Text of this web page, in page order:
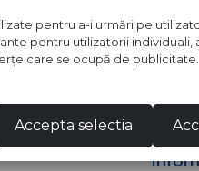
Am peste 16 ani si
pentru a-i urmări pe
pentru utilizatorii
care se ocupă de publicitate.
Accepta selectia